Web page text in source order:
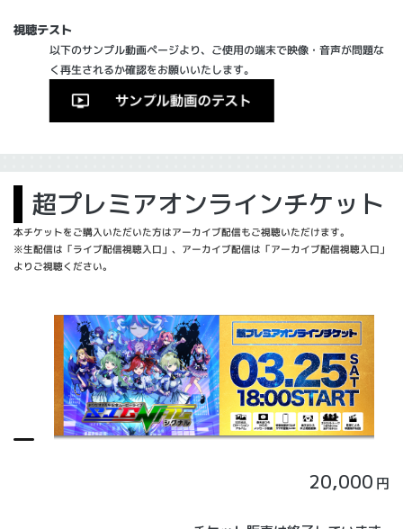
視聴テスト
以下のサンプル動画ページより、ご使用の端末で映像・音声が問題な
く再生されるか確認をお願いいたします。
超プレミアオンラインチケット
本チケットをご購入いただいた方はアーカイブ配信もご視聴いただけます。
※生配信は「ライブ配信視聴入口」、アーカイブ配信は「アーカイブ配信視聴入口」
よりご視聴ください。
20,000 円